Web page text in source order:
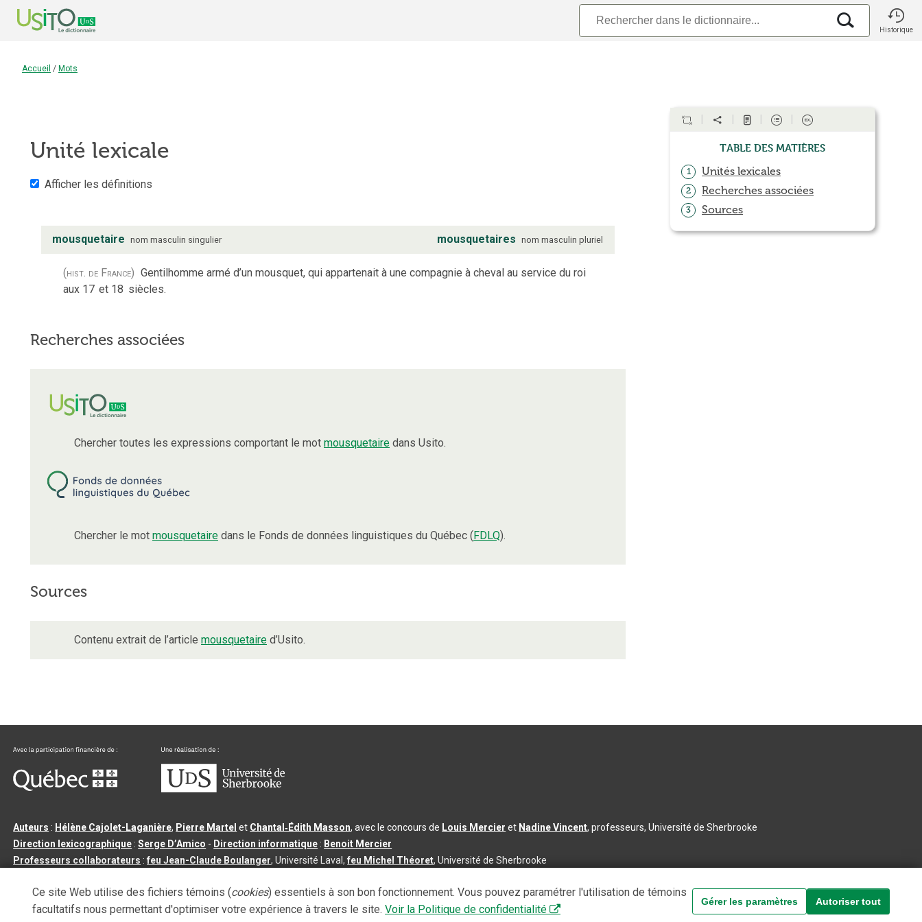
Historique
Accueil / Mots
Unité lexicale
Afficher les définitions
mousquetaire nom masculin singulier mousquetaires nom masculin pluriel
(hist. de France) Gentilhomme armé d’un mousquet, qui appartenait à une compagnie à cheval au service du roi
aux 17 et 18 siècles.
Recherches associées
Chercher toutes les expressions comportant le mot mousquetaire dans Usito.
Chercher le mot mousquetaire dans le Fonds de données linguistiques du Québec (FDLQ).
Sources
Contenu extrait de l’article mousquetaire d’Usito.
Table des matières
1 Unités lexicales
2 Recherches associées
3 Sources
Auteurs : Hélène Cajolet-Laganière, Pierre Martel et Chantal‑Édith Masson, avec le concours de Louis Mercier et Nadine Vincent, professeurs, Université de Sherbrooke
Direction lexicographique :Serge D’Amico - Direction informatique : Benoit Mercier
Professeurs collaborateurs :feu Jean-Claude Boulanger, Université Laval,feu Michel Théoret, Université de Sherbrooke
Tous droits réservés©Université de Sherbrooke |3.2.2- Dernière mise à jour du contenu :2026-08-03
Ce site Web utilise des fichiers témoins (cookies) essentiels à son bon fonctionnement. Vous pouvez paramétrer l'utilisation de témoins
facultatifs nous permettant d'optimiser votre expérience à travers le site. Voir la Politique de confidentialité
Gérer les paramètres Autoriser tout